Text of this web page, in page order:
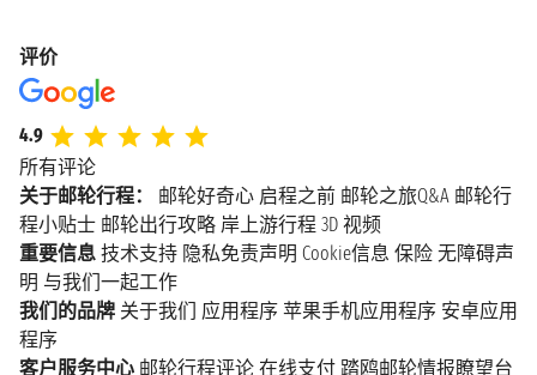
评价
4.9
所有评论
关于邮轮行程：
邮轮好奇心 启程之前 邮轮之旅Q&A 邮轮行
程小贴士 邮轮出行攻略 岸上游行程 3D 视频
重要信息 技术支持 隐私免责声明 Cookie信息 保险 无障碍声
明 与我们一起工作
我们的品牌 关于我们 应用程序 苹果手机应用程序 安卓应用
程序
客户服务中心 邮轮行程评论 在线支付 踏鸥邮轮情报瞭望台